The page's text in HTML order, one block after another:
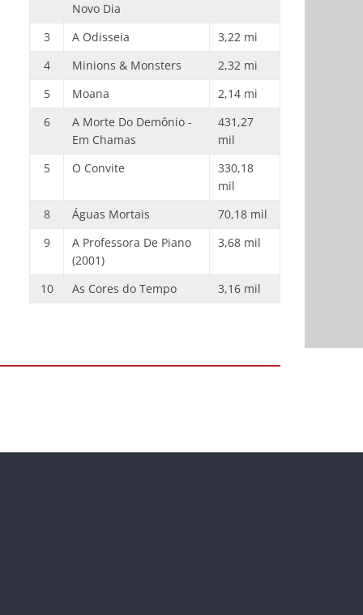
Novo Dia
3 A Odisseia
3,22 mi
4
Minions & Monsters
2,32 mi
5
Moana
2,14 mi
6
A Morte Do Demônio -
Em Chamas
431,27
mil
5
O Convite
330,18
mil
8
Águas Mortais
70,18 mil
9
A Professora De Piano
(2001)
3,68 mil
10 As Cores do Tempo 3,16 mil